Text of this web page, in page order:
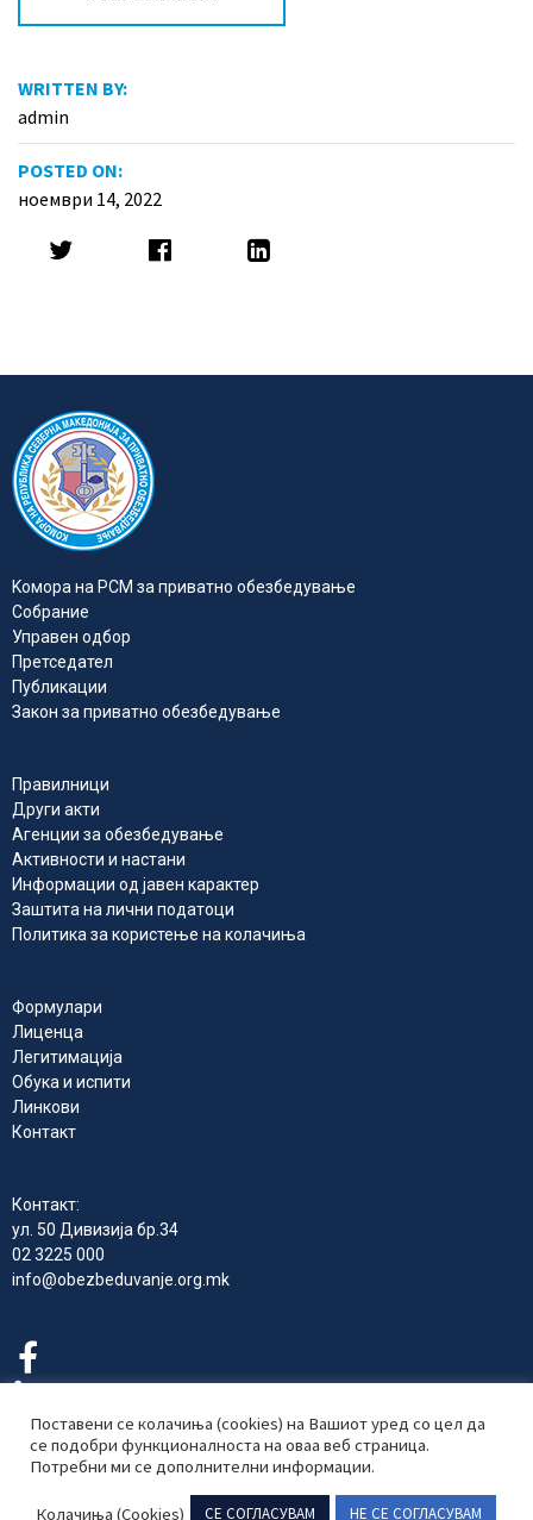
WRITTEN BY:
admin
POSTED ON:
ноември 14, 2022
Kомора на РСМ за приватно обезбедувањe
Собрание
Управен одбор
Претседател
Публикации
Закон за приватно обезбедување
Правилници
Други акти
Агенции за обезбедување
Активности и настани
Информации од јавен карактер
Заштита на лични податоци
Политика за користење на колачиња
Формулари
Лиценца
Легитимација
Обука и испити
Линкови
Контакт
Контакт:
ул. 50 Дивизија бр.34
02 3225 000
info@obezbeduvanje.org.mk
Комора на Република Северна Македонија за приватно
обезбедување 2024 © Сите права се задржани
Поставени се колачиња (cookies) на Вашиот уред со цел да
се подобри функционалноста на оваа веб страница.
Потребни ми се дополнителни информации.
Колачиња (Cookies) СЕ СОГЛАСУВАМ НЕ СЕ СОГЛАСУВАМ